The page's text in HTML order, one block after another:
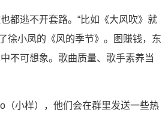
都逃不开套路。“比如《大风吹》就
徐小凤的《风的季节》。图赚钱，东
不可想象。歌曲质量、歌手素养当
（小样），他们会在群里发送一些热